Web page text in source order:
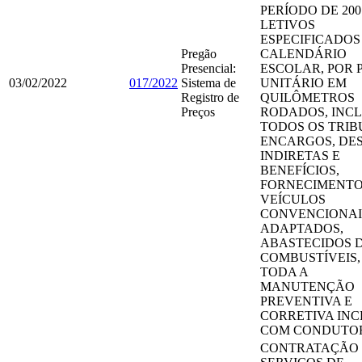
03/02/2022 017/2022
Pregão
Presencial:
Sistema de
Registro de
Preços
PERÍODO DE
LETIVOS
CALENDÁRIO
ESCOLAR, POR
UNITÁRIO EM
QUILÔMETROS
RODADOS,
TODOS OS
ENCARGOS,
INDIRETAS E
BENEFÍCIOS,
VEÍCULOS
ADAPTADOS,
ABASTECIDOS
TODA A
MANUTENÇÃO
PREVENTIVA E
CORRETIVA
COM
CONTRATAÇÃO